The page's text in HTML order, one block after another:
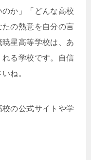
か」「どんな高校
の熱意を自分の言
星高等学校は、あ
る学校です。自信
ね。
の公式サイトや学